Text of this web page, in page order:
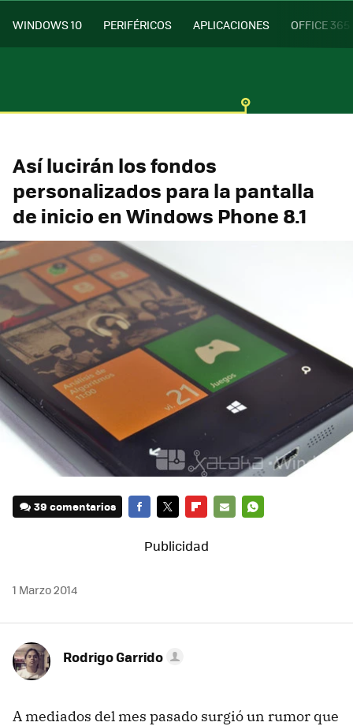
WINDOWS 10 PERIFÉRICOS APLICACIONES OFFICE 365
Así lucirán los fondos
personalizados para la pantalla
de inicio en Windows Phone 8.1
39 comentarios
1 Marzo 2014
Rodrigo Garrido
A mediados del mes pasado surgió un rumor que